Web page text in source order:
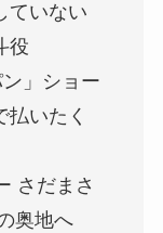
ていない
役
」ショー
払いたく
さだまさ
奥地へ